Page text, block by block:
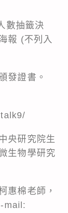
數抽籤決
報 (不列入
發證書。
央研究院生
生物學研究
惠棉老師，
mail: